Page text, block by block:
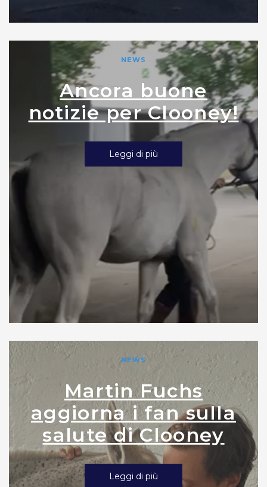
NEWS
Ancora buone
notizie per Clooney!
Leggi di più
NEWS
Martin Fuchs
aggiorna i fan sulla
salute di Clooney
Leggi di più